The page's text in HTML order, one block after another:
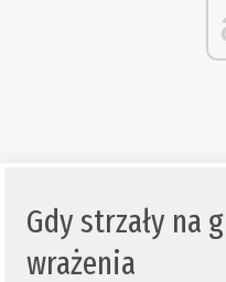
Gdy strzały na
wrażenia